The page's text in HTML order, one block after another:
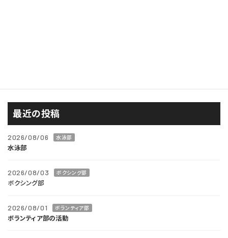
最近の投稿
2026/08/06 水泳部
水泳部
2026/08/03 ボクシング部
ボクシング部
2026/08/01 ボランティア部
ボランティア部の活動